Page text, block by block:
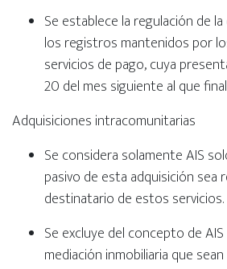
Se establece la regulación de
los registros mantenidos por
servicios de pago, cuya
20 del mes siguiente al que
Adquisiciones intracomunitarias
Se considera solamente AIS
pasivo de esta adquisición sea
destinatario de estos servicios.
Se excluye del concepto de
mediación inmobiliaria que